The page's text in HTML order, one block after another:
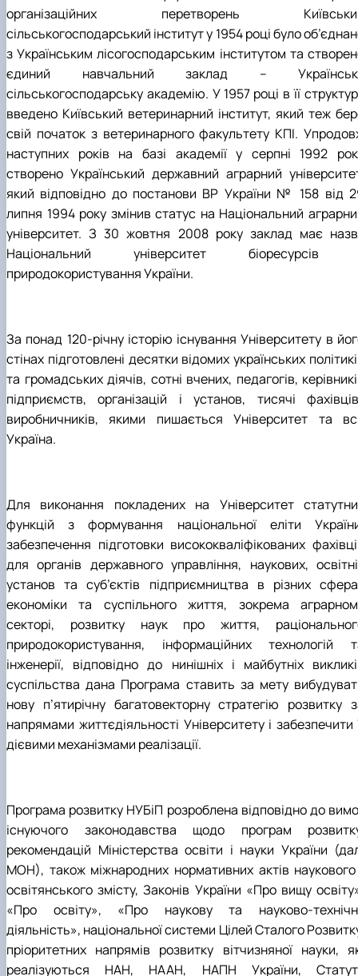
організаційних перетворень
сільськогосподарський інститут у 1954 році було
з Українським лісогосподарським інститутом та
єдиний навчальний заклад –
сільськогосподарську академію. У 1957 році в її
введено Київський ветеринарний інститут, який теж
свій початок з ветеринарного факультету КПІ.
наступних років на базі академії у серпні 1992
створено Український державний аграрний
який відповідно до постанови ВР України № 158 від
липня 1994 року змінив статус на Національний
університет. З 30 жовтня 2008 року заклад має
Національний університет біоресурсів
природокористування України.
За понад 120-річну історію існування Університету в
стінах підготовлені десятки відомих українських
та громадських діячів, сотні вчених, педагогів,
підприємств, організацій і установ, тисячі
виробничників, якими пишається Університет та
Україна.
Для виконання покладених на Університет
функцій з формування національної еліти
забезпечення підготовки висококваліфікованих
для органів державного управління, наукових,
установ та суб’єктів підприємництва в різних
економіки та суспільного життя, зокрема
секторі, розвитку наук про життя,
природокористування, інформаційних технологій
інженерії, відповідно до нинішніх і майбутніх
суспільства дана Програма ставить за мету
нову п’ятирічну багатовекторну стратегію розвитку
напрямами життєдіяльності Університету і забезпечити
дієвими механізмами реалізації.
Програма розвитку НУБіП розроблена відповідно до
існуючого законодавства щодо програм
рекомендацій Міністерства освіти і науки України
МОН), також міжнародних нормативних актів наукового
освітянського змісту, Законів України «Про вищу
«Про освіту», «Про наукову та науково-
діяльність», національної системи Цілей Сталого
пріоритетних напрямів розвитку вітчизняної науки,
реалізуються НАН, НААН, НАПН України,